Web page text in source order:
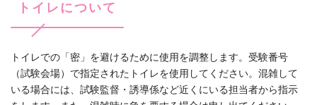
トイレについて
トイレでの「密」を避けるために使用を調整します。受験番号
（試験会場）で指定されたトイレを使用してください。混雑して
いる場合には、試験監督・誘導係など近くにいる担当者から指示